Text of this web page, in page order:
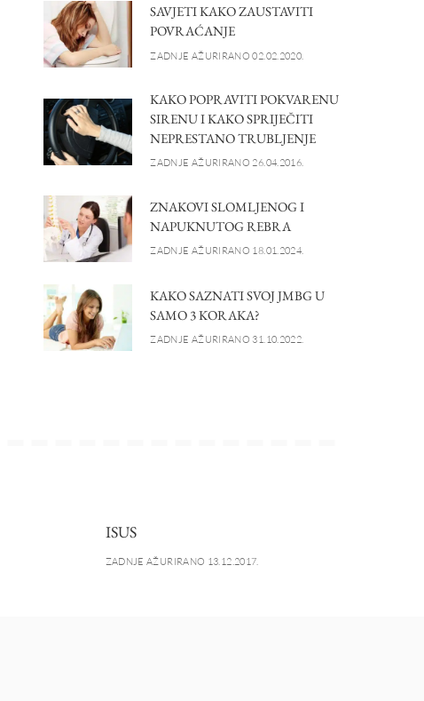
SAVJETI KAKO ZAUSTAVITI
POVRAĆANJE
ZADNJE AŽURIRANO 02.02.2020.
KAKO POPRAVITI POKVARENU
SIRENU I KAKO SPRIJEČITI
NEPRESTANO TRUBLJENJE
ZADNJE AŽURIRANO 26.04.2016.
ZNAKOVI SLOMLJENOG I
NAPUKNUTOG REBRA
ZADNJE AŽURIRANO 18.01.2024.
KAKO SAZNATI SVOJ JMBG U
SAMO 3 KORAKA?
ZADNJE AŽURIRANO 31.10.2022.
ISUS
ZADNJE AŽURIRANO 13.12.2017.